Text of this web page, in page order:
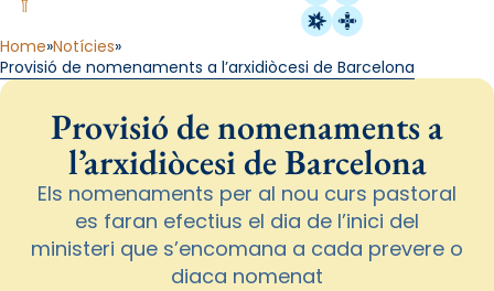
Radio Estel
Catalunya
Home Notícies
Provisió de nomenaments a l’arxidiòcesi de Barcelona
Provisió de nomenaments a
l’arxidiòcesi de Barcelona
Els nomenaments per al nou curs pastoral
es faran efectius el dia de l’inici del
ministeri que s’encomana a cada prevere o
diaca nomenat